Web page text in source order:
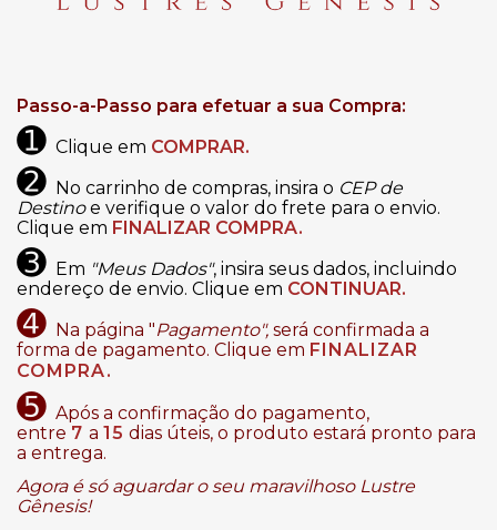
Passo-a-Passo para efetuar a sua Compra:
➊ Clique em COMPRAR.
➋ No carrinho de compras, insira o CEP de
Destinoe verifique o valor do frete para o envio.
Clique em FINALIZAR COMPRA.
➌ Em "Meus Dados", insira seus dados, incluindo
endereço de envio. Clique em CONTINUAR.
➍ Na página "Pagamento", será confirmada a
forma de pagamento. Clique em FINALIZAR
COMPRA.
➎ Após a confirmação do pagamento,
entre 7 a 15 dias úteis, o produto estará pronto para
a entrega.
Agora é só aguardar o seu maravilhoso Lustre
Gênesis!